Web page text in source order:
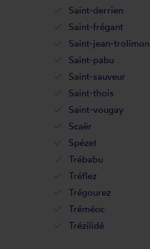
Saint-derrien
Saint-frégant
Saint-jean-trolimon
Saint-pabu
Saint-sauveur
Saint-thois
Saint-vougay
Scaër
Spézet
Trébabu
Tréflez
Trégourez
Tréméoc
Trézilidé